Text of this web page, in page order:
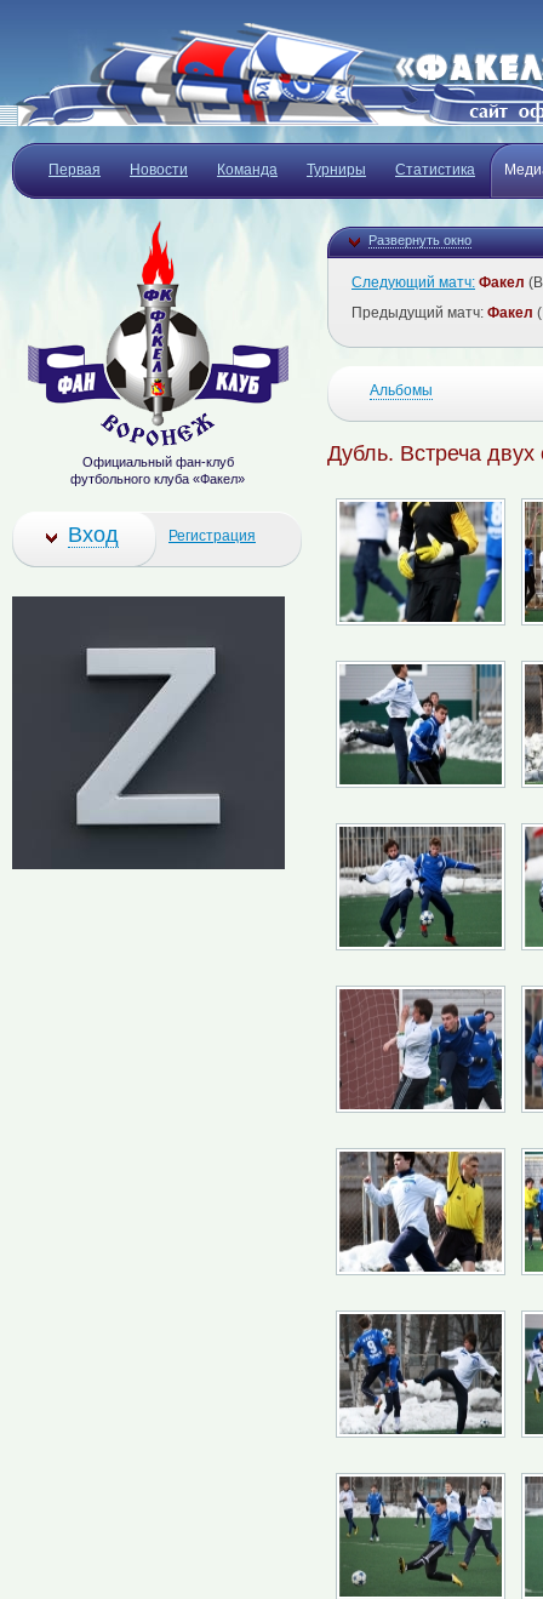
Первая Новости Команда Турниры Статистика
Развернуть окно
Следующий матч: Факел
Предыдущий матч: Факел
Альбомы
Дубль. Встреча двух
Официальный фан-клуб
футбольного клуба «Факел»
Вход Регистрация